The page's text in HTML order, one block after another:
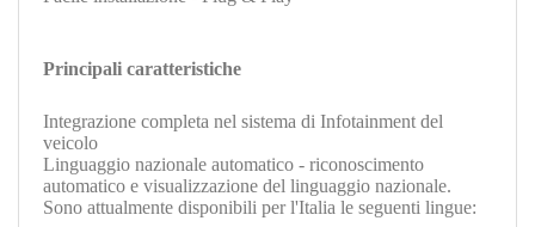
Principali caratteristiche
Integrazione completa nel sistema di Infotainment del
veicolo
Linguaggio nazionale automatico - riconoscimento
automatico e visualizzazione del linguaggio nazionale.
Sono attualmente disponibili per l'Italia le seguenti lingue: